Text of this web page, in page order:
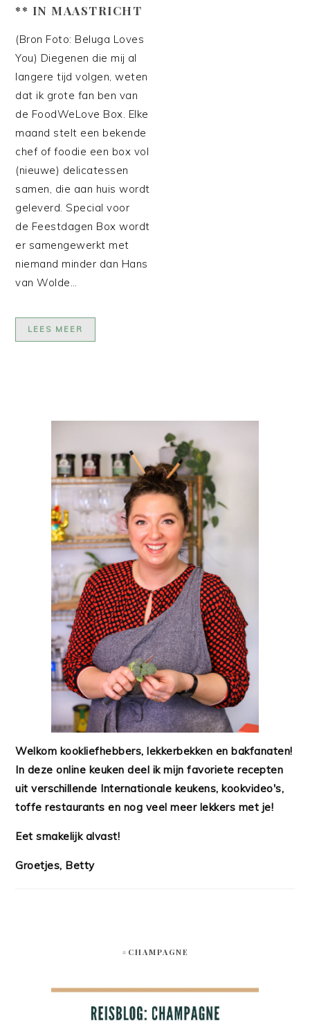
** IN MAASTRICHT
(Bron Foto: Beluga Loves
You) Diegenen die mij al
langere tijd volgen, weten
dat ik grote fan ben van
de FoodWeLove Box. Elke
maand stelt een bekende
chef of foodie een box vol
(nieuwe) delicatessen
samen, die aan huis wordt
geleverd. Special voor
de Feestdagen Box wordt
er samengewerkt met
niemand minder dan Hans
van Wolde…
LEES MEER
Welkom kookliefhebbers, lekkerbekken en bakfanaten!
In deze online keuken deel ik mijn favoriete recepten
uit verschillende Internationale keukens, kookvideo's,
toffe restaurants en nog veel meer lekkers met je!
Eet smakelijk alvast!
Groetjes, Betty
#CHAMPAGNE